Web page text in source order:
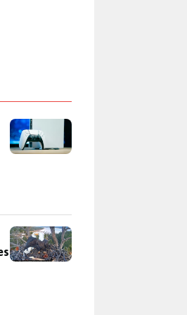
Konzolí by měl být dostatek,
Šéf OpenAI poslal přes 100